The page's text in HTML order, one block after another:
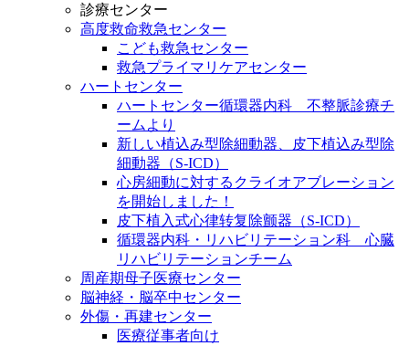
診療センター
高度救命救急センター
こども救急センター
救急プライマリケアセンター
ハートセンター
ハートセンター循環器内科 不整脈診療チ
ームより
新しい植込み型除細動器、皮下植込み型除
細動器（S-ICD）
心房細動に対するクライオアブレーション
を開始しました！
皮下植入式心律转复除颤器（S-ICD）
循環器内科・リハビリテーション科 心臓
リハビリテーションチーム
周産期母子医療センター
脳神経・脳卒中センター
外傷・再建センター
医療従事者向け